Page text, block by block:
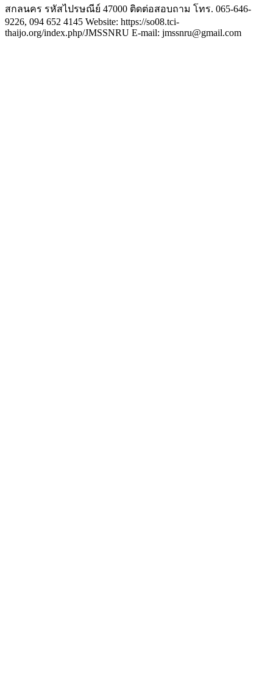
สกลนคร รหัสไปรษณีย์ 47000 ติดต่อสอบถาม โทร. 065-646-
9226, 094 652 4145 Website: https://so08.tci-
thaijo.org/index.php/JMSSNRU E-mail: jmssnru@gmail.com